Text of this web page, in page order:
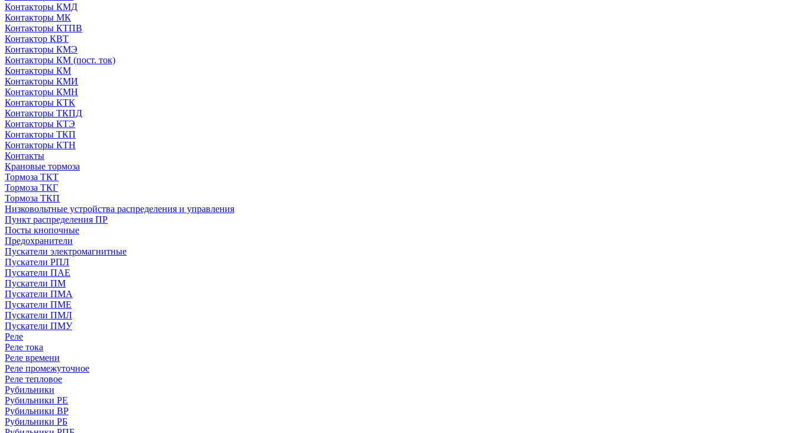
Контакторы КМД
Контакторы МК
Контакторы КТПВ
Контактор КВТ
Контакторы КМЭ
Контакторы КМ (пост. ток)
Контакторы КМ
Контакторы КМИ
Контакторы КМН
Контакторы КТК
Контакторы ТКПД
Контакторы КТЭ
Контакторы ТКП
Контакторы КТН
Контакты
Крановые тормоза
Тормоза ТКТ
Тормоза ТКГ
Тормоза ТКП
Низковольтные устройства распределения и управления
Пункт распределения ПР
Посты кнопочные
Предохранители
Пускатели электромагнитные
Пускатели РПЛ
Пускатели ПАЕ
Пускатели ПМ
Пускатели ПМА
Пускатели ПМЕ
Пускатели ПМЛ
Пускатели ПМУ
Реле
Реле тока
Реле времени
Реле промежуточное
Реле тепловое
Рубильники
Рубильники РЕ
Рубильники ВР
Рубильники РБ